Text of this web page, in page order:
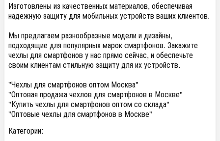
Изготовлены из качественных материалов, обеспечивая
надежную защиту для мобильных устройств ваших клиентов.
Мы предлагаем разнообразные модели и дизайны,
подходящие для популярных марок смартфонов. Закажите
чехлы для смартфонов у нас прямо сейчас, и обеспечьте
своим клиентам стильную защиту для их устройств.
"Чехлы для смартфонов оптом Москва"
"Оптовая продажа чехлов для смартфонов в Москве"
"Купить чехлы для смартфонов оптом со склада"
"Оптовые чехлы для смартфонов в Москве"
Категории: